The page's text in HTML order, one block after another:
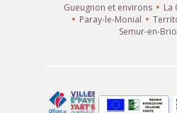
Gueugnon et environs
La
Paray-le-Monial
Semur-en-